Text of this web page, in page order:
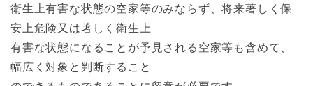
衛生上有害な状態の空家等のみならず、将来著しく保
安上危険又は著しく衛生上
有害な状態になることが予見される空家等も含めて、
幅広く対象と判断すること